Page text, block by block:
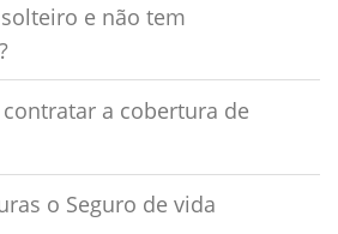
e não tem
a cobertura de
o Seguro de vida